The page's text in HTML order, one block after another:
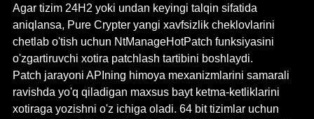
Agar tizim 24H2 yoki undan keyingi talqin sifatida
aniqlansa, Pure Crypter yangi xavfsizlik cheklovlarini
chetlab o'tish uchun NtManageHotPatch funksiyasini
o'zgartiruvchi xotira patchlash tartibini boshlaydi.
Patch jarayoni APIning himoya mexanizmlarini samarali
ravishda yo'q qiladigan maxsus bayt ketma-ketliklarini
xotiraga yozishni o'z ichiga oladi. 64 bit tizimlar uchun